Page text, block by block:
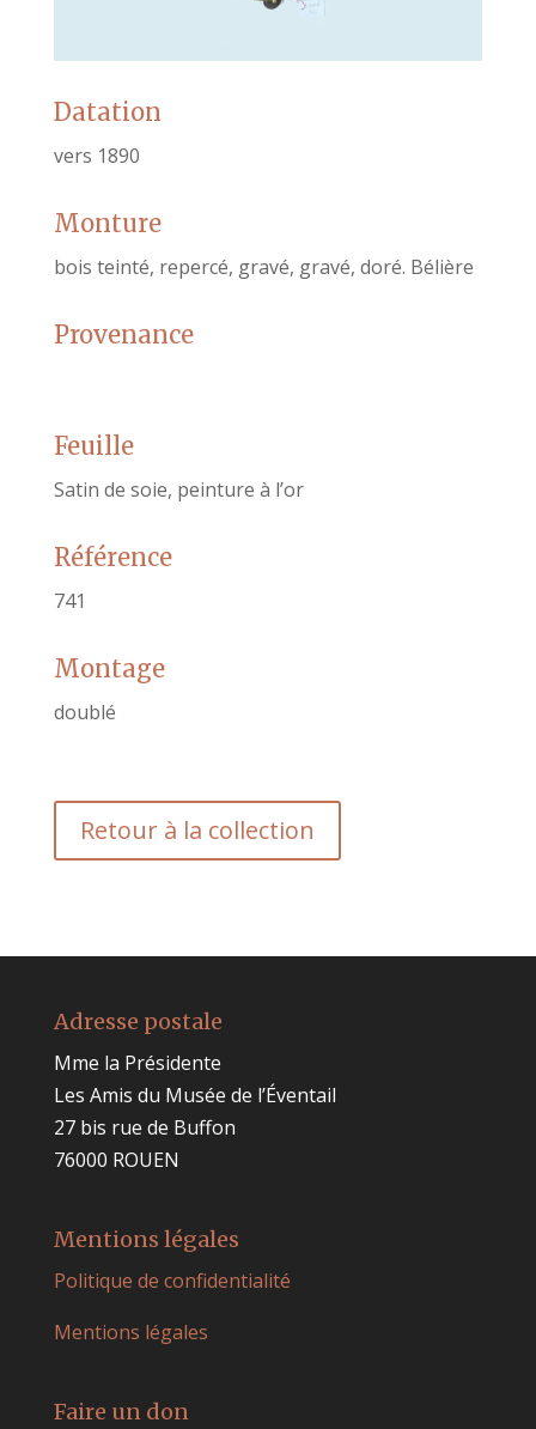
Datation
vers 1890
Monture
bois teinté, repercé, gravé, gravé, doré. Bélière
Provenance
Feuille
Satin de soie, peinture à l’or
Référence
741
Montage
doublé
Retour à la collection
Adresse postale
Mme la Présidente
Les Amis du Musée de l’Éventail
27 bis rue de Buffon
76000 ROUEN
Mentions légales
Politique de confidentialité
Mentions légales
Faire un don